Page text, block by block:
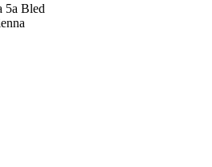
5a Bled